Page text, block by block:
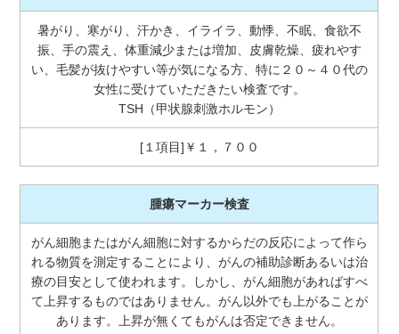
暑がり、寒がり、汗かき、イライラ、動悸、不眠、食欲不
振、手の震え、体重減少または増加、皮膚乾燥、疲れやす
い、毛髪が抜けやすい等が気になる方、特に２０～４０代の
女性に受けていただきたい検査です。
TSH（甲状腺刺激ホルモン）
[１項目]￥１，７００
腫瘍マーカー検査
がん細胞またはがん細胞に対するからだの反応によって作ら
れる物質を測定することにより、がんの補助診断あるいは治
療の目安として使われます。しかし、がん細胞があればすべ
て上昇するものではありません。がん以外でも上がることが
あります。上昇が無くてもがんは否定できません。